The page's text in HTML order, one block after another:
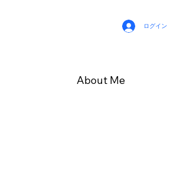
ログイン
About Me